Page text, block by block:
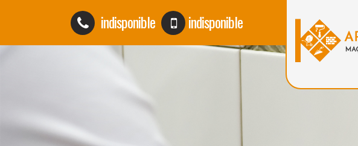
indisponible indisponible